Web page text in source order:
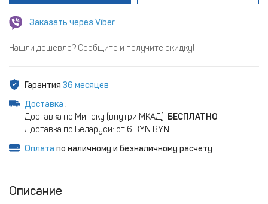
Заказать через Viber
Нашли дешевле? Сообщите и получите скидку!
Гарантия 36 месяцев
Доставка :
Доставка по Минску (внутри МКАД): БЕСПЛАТНО
Доставка по Беларуси: от 6 BYN BYN
Оплата по наличному и безналичному расчету
Описание